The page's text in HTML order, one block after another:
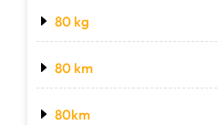
80 kg
80 km
80km